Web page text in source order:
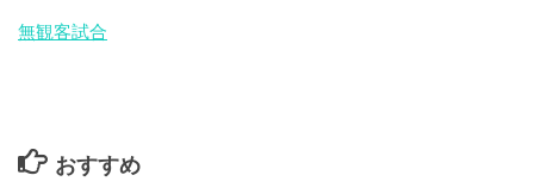
無観客試合
おすすめ